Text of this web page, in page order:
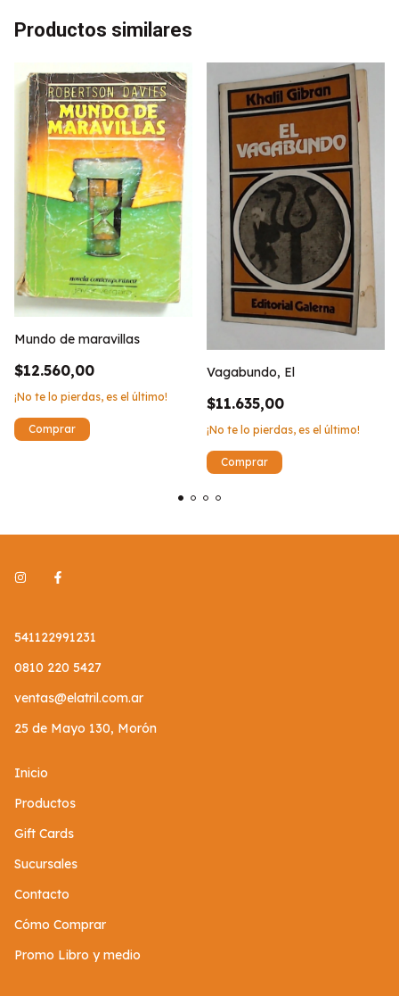
Productos similares
Mundo de maravillas
$12.560,00
¡No te lo pierdas, es el último!
Vagabundo, El
$11.635,00
¡No te lo pierdas, es el último!
541122991231
0810 220 5427
ventas@elatril.com.ar
25 de Mayo 130, Morón
Inicio
Productos
Gift Cards
Sucursales
Contacto
Cómo Comprar
Promo Libro y medio